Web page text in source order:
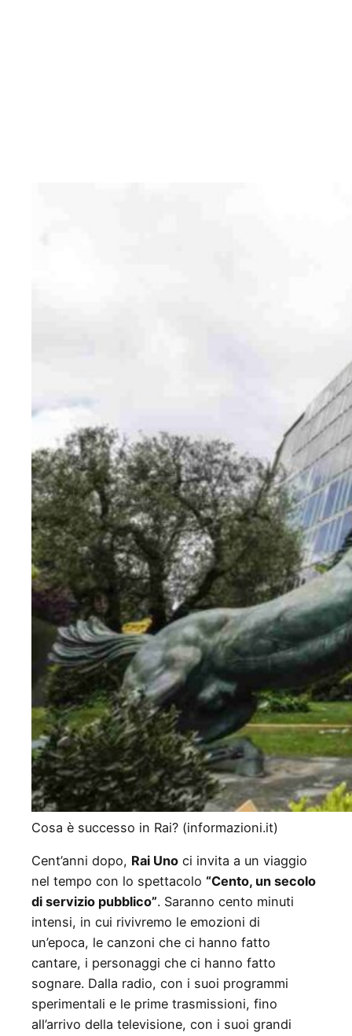
Cosa è successo in Rai? (informazioni.it)
Cent’anni dopo, Rai Uno ci invita a un viaggio
nel tempo con lo spettacolo “Cento, un secolo
di servizio pubblico”. Saranno cento minuti
intensi, in cui rivivremo le emozioni di
un’epoca, le canzoni che ci hanno fatto
cantare, i personaggi che ci hanno fatto
sognare. Dalla radio, con i suoi programmi
sperimentali e le prime trasmissioni, fino
all’arrivo della televisione, con i suoi grandi